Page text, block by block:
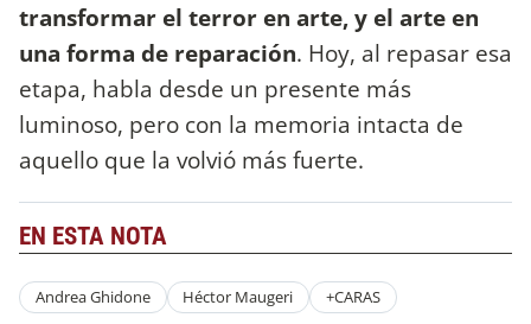
transformar el terror en arte, y el arte en
una forma de reparación. Hoy, al repasar esa
etapa, habla desde un presente más
luminoso, pero con la memoria intacta de
aquello que la volvió más fuerte.
EN ESTA NOTA
Andrea Ghidone Héctor Maugeri +CARAS